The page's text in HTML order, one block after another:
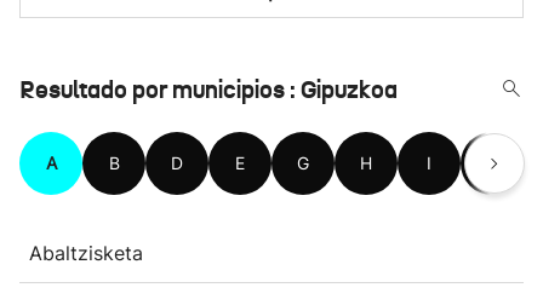
Resultado por municipios : Gipuzkoa
A B D E G H I L
Abaltzisketa